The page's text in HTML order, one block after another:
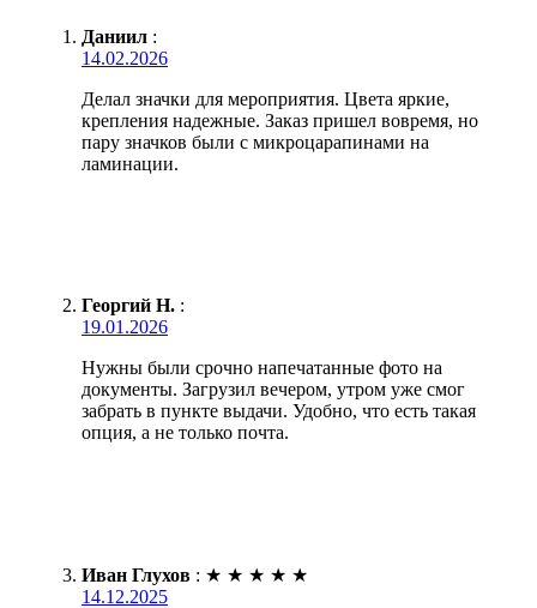
Даниил :
14.02.2026
Делал значки для мероприятия. Цвета яркие,
крепления надежные. Заказ пришел вовремя, но
пару значков были с микроцарапинами на
ламинации.
Георгий Н. :
19.01.2026
Нужны были срочно напечатанные фото на
документы. Загрузил вечером, утром уже смог
забрать в пункте выдачи. Удобно, что есть такая
опция, а не только почта.
Иван Глухов : ★ ★ ★ ★ ★
14.12.2025